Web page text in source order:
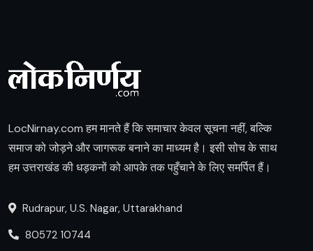
LocNirnay.com हम मानते हैं कि समाचार केवल सूचना नहीं, बल्कि
समाज को जोड़ने और जागरूक बनाने का माध्यम है। इसी सोच के साथ
हम उत्तराखंड की धड़कनों को आपके तक पहुँचाने के लिए समर्पित हैं।
Rudrapur, U.S. Nagar, Uttarakhand
80572 10744